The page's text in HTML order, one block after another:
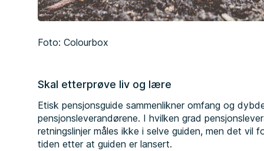
Foto: Colourbox
Skal etterprøve liv og lære
Etisk pensjonsguide sammenlikner omfang og
pensjonsleverandørene. I hvilken grad
retningslinjer måles ikke i selve guiden, men det vil
tiden etter at guiden er lansert.